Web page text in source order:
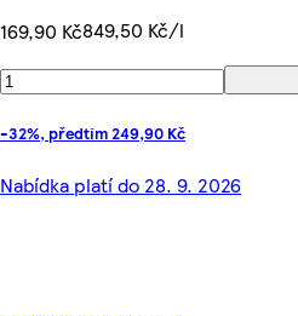
169,90 Kč849,50 Kč/l
-32%, předtím 249,90 Kč
Nabídka platí do 28. 9. 2026